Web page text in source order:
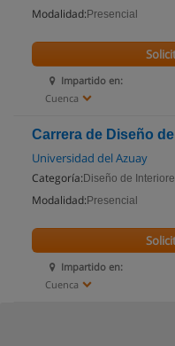
Modalidad: Presencial
Impartido en:
Cuenca
Carrera de Diseño
Universidad del Azuay
Categoría: Diseño de
Modalidad: Presencial
Impartido en:
Cuenca